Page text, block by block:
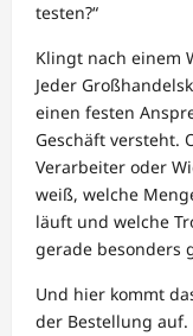
testen?“
Klingt nach einem
Jeder
einen festen
Geschäft versteht.
Verarbeiter oder
weiß, welche
läuft und welche
gerade besonders
Und hier kommt
der Bestellung